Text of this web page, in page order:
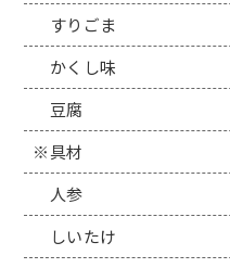
すりごま
かくし味
豆腐
※具材
人参
しいたけ